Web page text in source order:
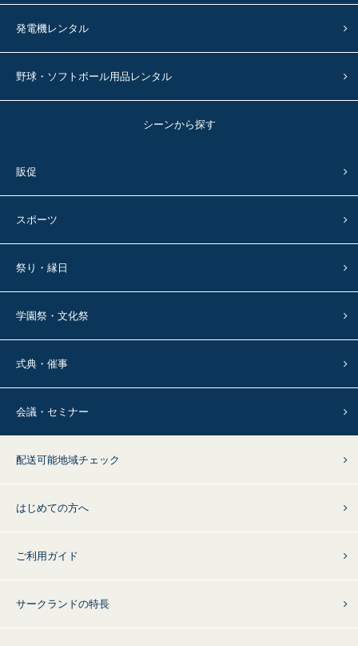
発電機レンタル
野球・ソフトボール用品レンタル
シーンから探す
販促
スポーツ
祭り・縁日
学園祭・文化祭
式典・催事
会議・セミナー
配送可能地域チェック
はじめての方へ
ご利用ガイド
サークランドの特長